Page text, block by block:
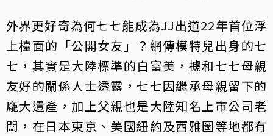
外界更好奇為何七七能成為JJ出道22年首位浮
上檯面的「公開女友」？網傳模特兒出身的七
七，其實是大陸標準的白富美，據和七七母親
友好的關係人士透露，七七因繼承母親留下的
龐大遺產，加上父親也是大陸知名上市公司老
闆，在日本東京、美國紐約及西雅圖等地都有